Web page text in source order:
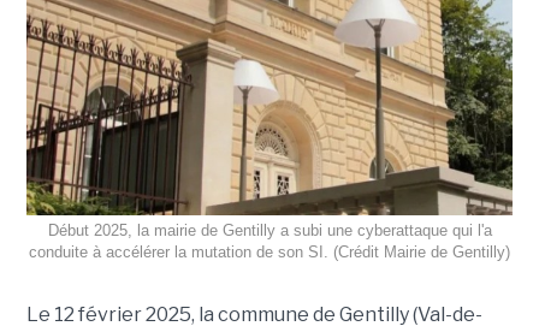
Début 2025, la mairie de Gentilly a subi une cyberattaque qui l'a
conduite à accélérer la mutation de son SI. (Crédit Mairie de Gentilly)
Le 12 février 2025, la commune de Gentilly (Val-de-